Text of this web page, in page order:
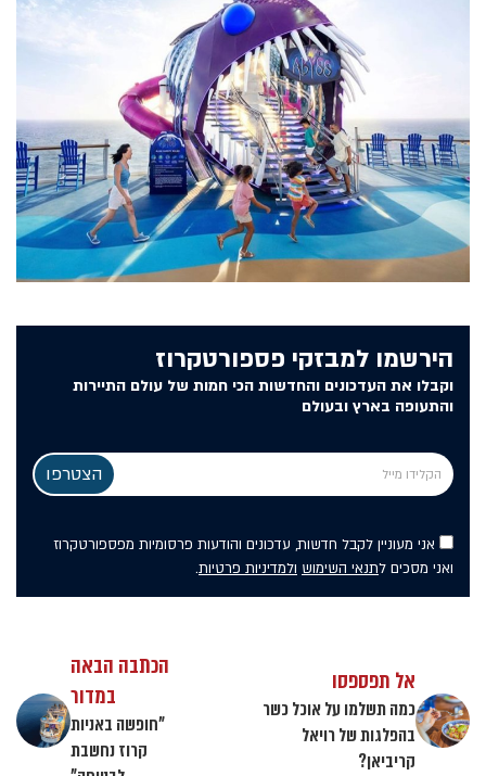
הירשמו למבזקי פספורטקרוז
וקבלו את העדכונים והחדשות הכי חמות של עולם התיירות
והתעופה בארץ ובעולם
אני מעוניין לקבל חדשות, עדכונים והודעות פרסומיות מפספורטקרוז
ואני מסכים לתנאי השימוש ולמדיניות פרטיות.
אל תפספסו
כמה תשלמו על אוכל כשר
בהפלגות של רויאל
קריביאן?
הכתבה הבאה
במדור
"חופשה באניות
קרוז נחשבת